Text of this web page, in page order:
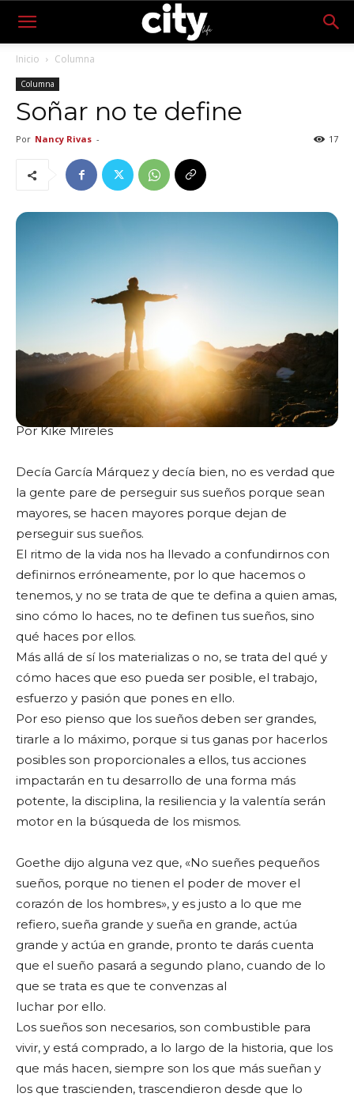
Inicio Columna
Columna
Soñar no te define
Por Nancy Rivas - 17
Por Kike Mireles
Decía García Márquez y decía bien, no es verdad que
la gente pare de perseguir sus sueños porque sean
mayores, se hacen mayores porque dejan de
perseguir sus sueños.
El ritmo de la vida nos ha llevado a confundirnos con
definirnos erróneamente, por lo que hacemos o
tenemos, y no se trata de que te defina a quien amas,
sino cómo lo haces, no te definen tus sueños, sino
qué haces por ellos.
Más allá de sí los materializas o no, se trata del qué y
cómo haces que eso pueda ser posible, el trabajo,
esfuerzo y pasión que pones en ello.
Por eso pienso que los sueños deben ser grandes,
tirarle a lo máximo, porque si tus ganas por hacerlos
posibles son proporcionales a ellos, tus acciones
impactarán en tu desarrollo de una forma más
potente, la disciplina, la resiliencia y la valentía serán
motor en la búsqueda de los mismos.
Goethe dijo alguna vez que, «No sueñes pequeños
sueños, porque no tienen el poder de mover el
corazón de los hombres», y es justo a lo que me
refiero, sueña grande y sueña en grande, actúa
grande y actúa en grande, pronto te darás cuenta
que el sueño pasará a segundo plano, cuando de lo
que se trata es que te convenzas al
luchar por ello.
Los sueños son necesarios, son combustible para
vivir, y está comprado, a lo largo de la historia, que los
que más hacen, siempre son los que más sueñan y
los que trascienden, trascendieron desde que lo